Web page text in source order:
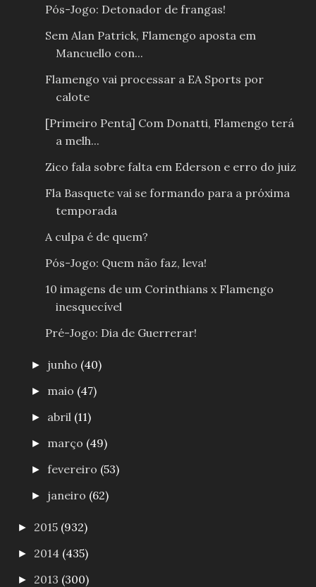
Pós-Jogo: Detonador de frangas!
Sem Alan Patrick, Flamengo aposta em
Mancuello con...
Flamengo vai processar a EA Sports por
calote
[Primeiro Penta] Com Donatti, Flamengo terá
a melh...
Zico fala sobre falta em Ederson e erro do juiz
Fla Basquete vai se formando para a próxima
temporada
A culpa é de quem?
Pós-Jogo: Quem não faz, leva!
10 imagens de um Corinthians x Flamengo
inesquecível
Pré-Jogo: Dia de Guerrerar!
► junho (40)
► maio (47)
► abril (11)
► março (49)
►fevereiro (53)
► janeiro (62)
► 2015 (932)
► 2014 (435)
► 2013 (300)